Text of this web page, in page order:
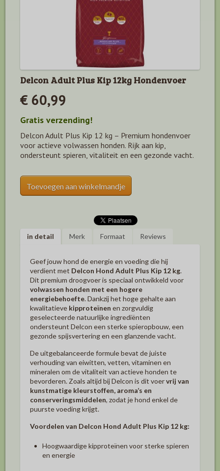
Delcon Adult Plus Kip 12kg Hondenvoer
€ 60,99
Gratis verzending!
Delcon Adult Plus Kip 12 kg – Premium hondenvoer
voor actieve volwassen honden. Rijk aan kip,
ondersteunt spieren, vitaliteit en een gezonde vacht.
Toevoegen aan winkelmandje
in detail Merk Formaat Reviews
Geef jouw hond de energie en voeding die hij
verdient met Delcon Hond Adult Plus Kip 12 kg.
Dit premium droogvoer is speciaal ontwikkeld voor
volwassen honden met een hogere
energiebehoefte. Dankzij het hoge gehalte aan
kwalitatieve kipproteïnen en zorgvuldig
geselecteerde natuurlijke ingrediënten
ondersteunt Delcon een sterke spieropbouw, een
gezonde spijsvertering en een glanzende vacht.
De uitgebalanceerde formule bevat de juiste
verhouding van eiwitten, vetten, vitaminen en
mineralen om de vitaliteit van actieve honden te
bevorderen. Zoals altijd bij Delcon is dit voervrij van
kunstmatige kleurstoffen, aroma’s en
conserveringsmiddelen, zodat je hond enkel de
puurste voeding krijgt.
Voordelen van Delcon Hond Adult Plus Kip 12 kg:
Hoogwaardige kipproteïnen voor sterke spieren
en energie